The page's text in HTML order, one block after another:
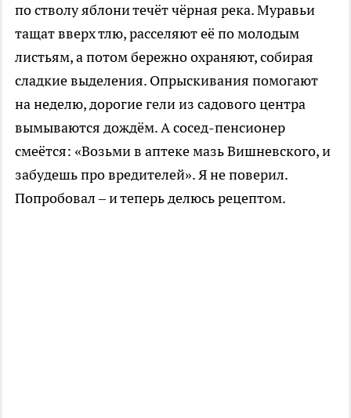
по стволу яблони течёт чёрная река. Муравьи
тащат вверх тлю, расселяют её по молодым
листьям, а потом бережно охраняют, собирая
сладкие выделения. Опрыскивания помогают
на неделю, дорогие гели из садового центра
вымываются дождём. А сосед-пенсионер
смеётся: «Возьми в аптеке мазь Вишневского, и
забудешь про вредителей». Я не поверил.
Попробовал – и теперь делюсь рецептом.